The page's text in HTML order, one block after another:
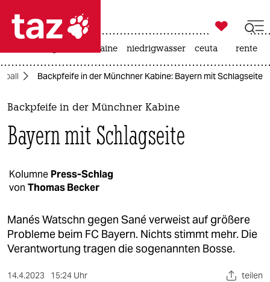
 taz zahl ich
taz zahl ich
themen
politik
gesellschaft
kultur
sport
berlin

taz zahl ich
krieg in der ukraine niedrigwasser ceuta rente
Backpfeife in der Münchner Kabine: Bayern mit Schlagseite
Backpfeife in der Münchner Kabine
Bayern mit Schlagseite
Kolumne Press-Schlag
von Thomas Becker
Manés Watschn gegen Sané verweist auf größere
Probleme beim FC Bayern. Nichts stimmt mehr. Die
Verantwortung tragen die sogenannten Bosse.
14.4.2023 15:24 Uhr teilen